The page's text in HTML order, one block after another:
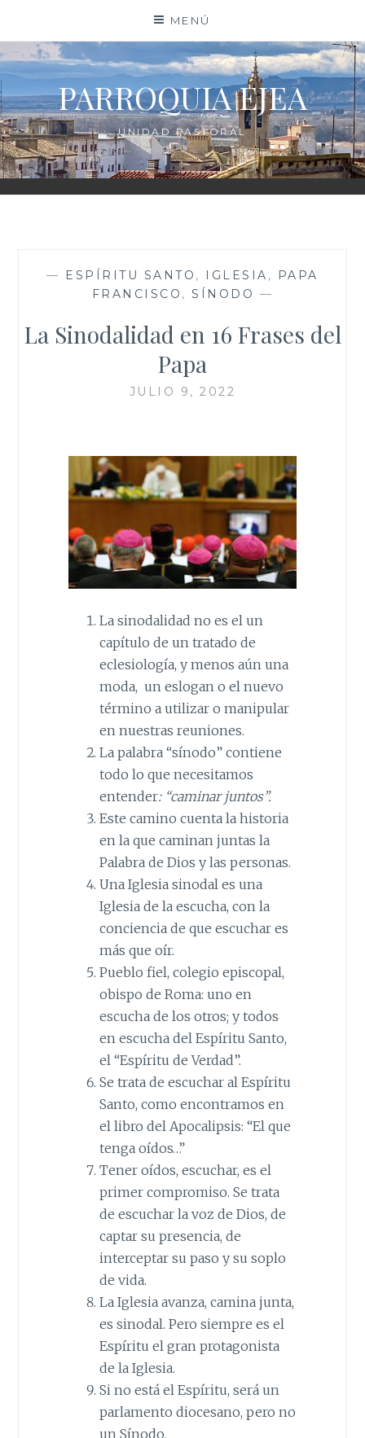
contenido
MENÚ
PARROQUIA EJEA
UNIDAD PASTORAL
— ESPÍRITU SANTO , IGLESIA ,
PAPA
FRANCISCO ,SÍNODO —
La Sinodalidad en 16 Frases del
Papa
JULIO 9, 2022
La sinodalidad no es el un
capítulo de un tratado de
eclesiología, y menos aún una
moda, un eslogan o el nuevo
término a utilizar o manipular
en nuestras reuniones.
La palabra “sínodo” contiene
todo lo que necesitamos
entender: “caminar juntos”.
Este camino cuenta la historia
en la que caminan juntas la
Palabra de Dios y las personas.
Una Iglesia sinodal es una
Iglesia de la escucha, con la
conciencia de que escuchar es
más que oír.
Pueblo fiel, colegio episcopal,
obispo de Roma: uno en
escucha de los otros; y todos
en escucha del Espíritu Santo,
el “Espíritu de Verdad”.
Se trata de escuchar al Espíritu
Santo, como encontramos en
el libro del Apocalipsis: “El que
tenga oídos…”
Tener oídos, escuchar, es el
primer compromiso. Se trata
de escuchar la voz de Dios, de
captar su presencia, de
interceptar su paso y su soplo
de vida.
La Iglesia avanza, camina junta,
es sinodal. Pero siempre es el
Espíritu el gran protagonista
de la Iglesia.
Si no está el Espíritu, será un
parlamento diocesano, pero no
un Sínodo.